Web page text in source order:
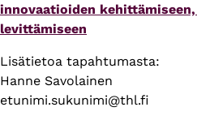
innovaatioiden
levittämiseen
Lisätietoa tapahtumasta:
Hanne Savolainen
etunimi.sukunimi@thl.fi